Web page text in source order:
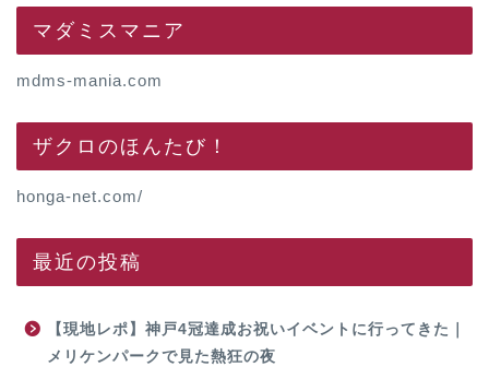
マダミスマニア
mdms-mania.com
ザクロのほんたび！
honga-net.com/
最近の投稿
【現地レポ】神戸4冠達成お祝いイベントに行ってきた｜
メリケンパークで見た熱狂の夜